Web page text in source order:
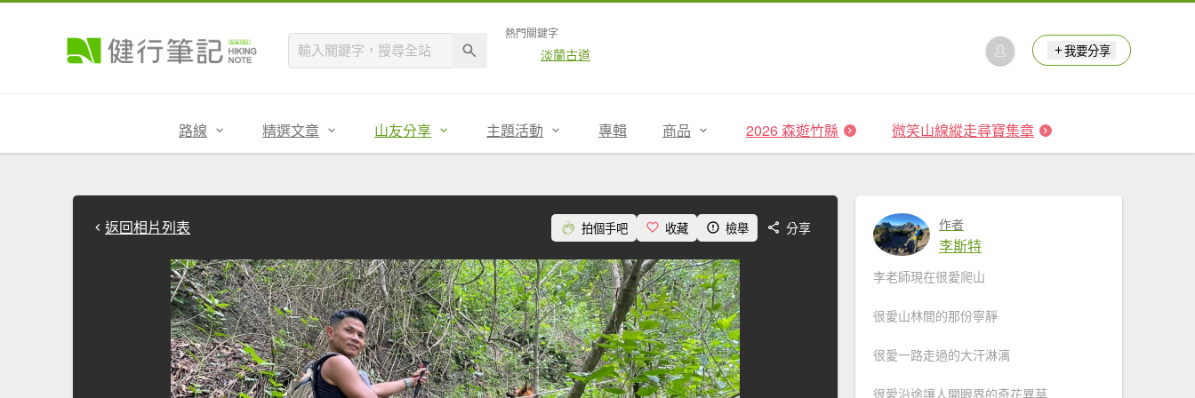
熱門關鍵字
淡蘭古道 我要分享
路線 精選文章 山友分享 主題活動 專輯 商品 2026 森遊竹縣 微笑山線縱走尋寶集章
返回相片列表 拍個手吧 收藏 檢舉 分享 作者
李斯特
李老師現在很愛爬山
很愛山林間的那份寧靜
很愛一路走過的大汗淋漓
很愛沿途讓人開眼界的奇花異草